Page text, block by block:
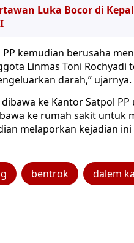
Luka Bocor di
PP kemudian berusaha
Linmas Toni Rochyadi
darah,” ujarnya.
ke Kantor Satpol
ke rumah sakit untuk
melaporkan kejadian ini
bentrok dalem